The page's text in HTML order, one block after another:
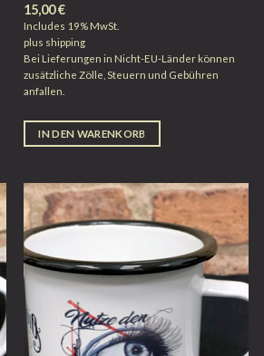
15,00€
Includes 19% MwSt.
plus shipping
Bei Lieferungen in Nicht-EU-Länder können
zusätzliche Zölle, Steuern und Gebühren
anfallen.
IN DEN WARENKORB